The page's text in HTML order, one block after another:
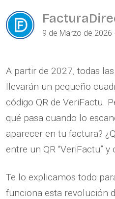
9 de Marzo de 2026
A partir de 2027, todas
llevarán un pequeño
código QR de VeriFactu.
qué pasa cuando lo
aparecer en tu factura?
entre un QR “VeriFactu” y
Te lo explicamos todo
funciona esta revolución